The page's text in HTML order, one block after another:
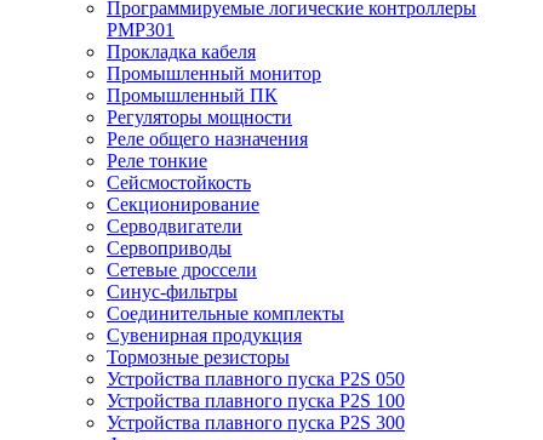
Программируемые логические контроллеры
PMP301
Прокладка кабеля
Промышленный монитор
Промышленный ПК
Регуляторы мощности
Реле общего назначения
Реле тонкие
Сейсмостойкость
Секционирование
Серводвигатели
Сервоприводы
Сетевые дроссели
Синус-фильтры
Соединительные комплекты
Сувенирная продукция
Тормозные резисторы
Устройства плавного пуска P2S 050
Устройства плавного пуска P2S 100
Устройства плавного пуска P2S 300